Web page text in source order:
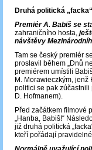
Druhá politická
Premiér A. Babiš se
zahraničního hosta,
návštěvy
Tam se český premiér
proslavil během „Dnů
premiérem umístili
M. Morawieczkým,
politici se pak zúčastnili
D. Hofmanem).
Před začátkem filmové
„Hanba, Babiš!“
již druhá politická
kteří pořádají